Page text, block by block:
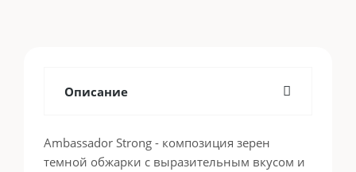
Описание
Ambassador Strong - композиция зерен
темной обжарки с выразительным вкусом и